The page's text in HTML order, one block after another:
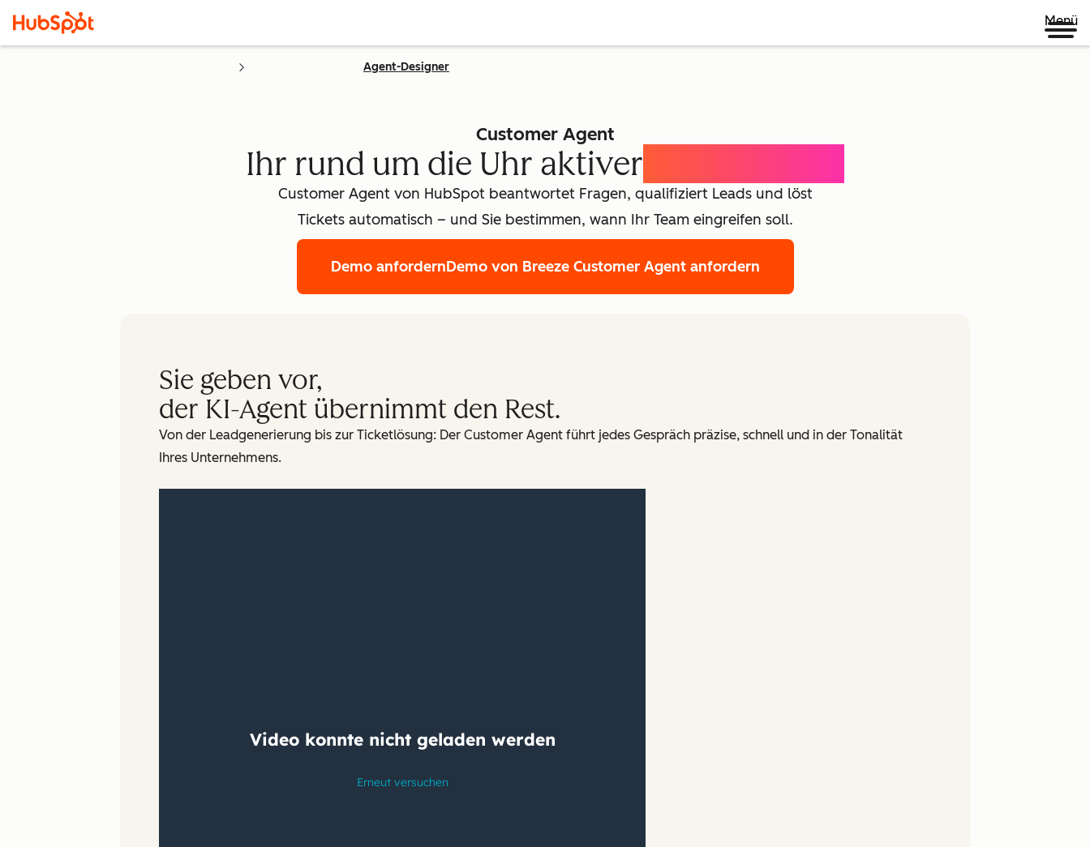
Menü
Agent-Designer
Customer Agent
Ihr rund um die Uhr aktiver
Customer Agent von HubSpot beantwortet Fragen, qualifiziert Leads und löst
Tickets automatisch – und Sie bestimmen, wann Ihr Team eingreifen soll.
Demo anfordernDemo von Breeze Customer Agent anfordern
Sie geben vor,
der KI-Agent übernimmt den Rest.
Von der Leadgenerierung bis zur Ticketlösung: Der Customer Agent führt jedes Gespräch präzise, schnell und in der Tonalität
Ihres Unternehmens.